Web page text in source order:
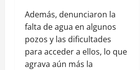
Además, denunciaron la
falta de agua en algunos
pozos y las dificultades
para acceder a ellos, lo que
agrava aún más la